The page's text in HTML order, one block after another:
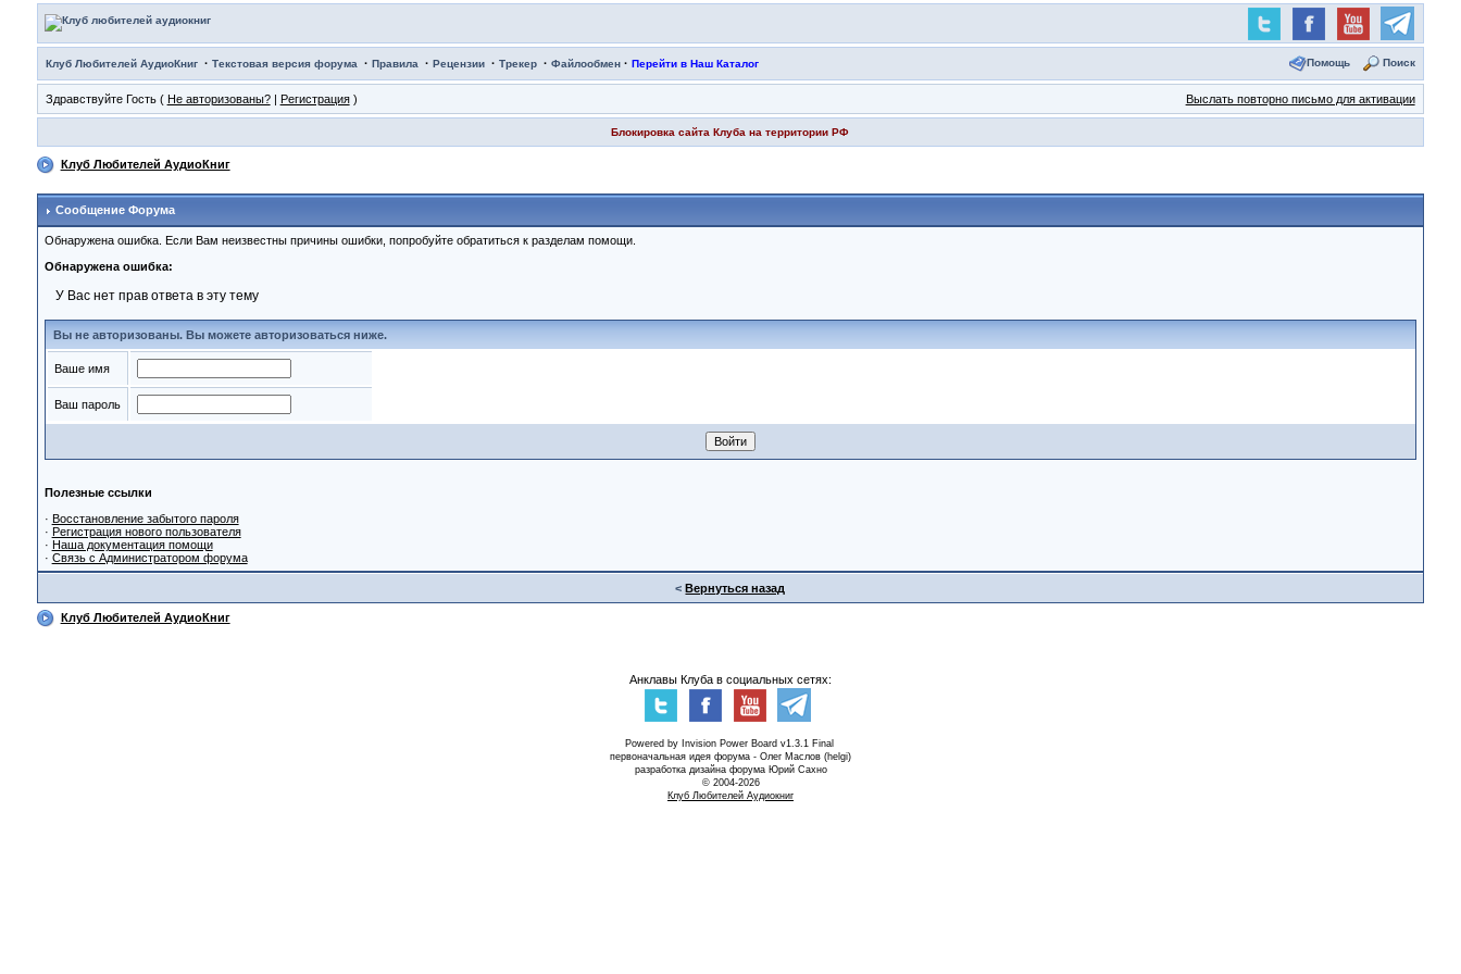
Клуб Любителей АудиоКниг· Текстовая версия форума · Правила · Рецензии· Трекер· Файлообмен· Перейти в Наш Каталог Помощь Поиск
Здравствуйте Гость ( Не авторизованы?| Регистрация) Выслать повторно письмо для активации
Блокировка сайта Клуба на территории РФ
Клуб Любителей АудиоКниг
Сообщение Форума
Обнаружена ошибка. Если Вам неизвестны причины ошибки, попробуйте обратиться к разделам помощи.
Обнаружена ошибка:
У Вас нет прав ответа в эту тему
Вы не авторизованы. Вы можете авторизоваться ниже.
Ваше имя
Ваш пароль
Полезные ссылки
· Восстановление забытого пароля
· Регистрация нового пользователя
· Наша документация помощи
· Связь с Администратором форума
<Вернуться назад
Клуб Любителей АудиоКниг
Анклавы Клуба в социальных сетях:
Powered by Invision Power Board v1.3.1 Final
первоначальная идея форума - Олег Маслов (helgi)
разработка дизайна форума Юрий Сахно
© 2004-2026
Клуб Любителей Аудиокниг